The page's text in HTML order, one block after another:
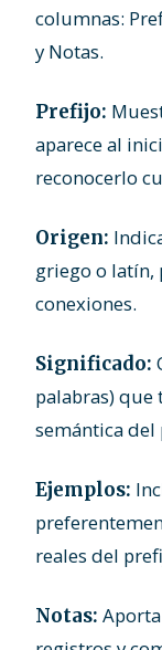
columnas:
y Notas.
Prefijo:
aparece al
reconocerlo
Origen:
griego o latín,
conexiones.
Significado:
palabras) que
semántica del
Ejemplos:
reales del
Notas: